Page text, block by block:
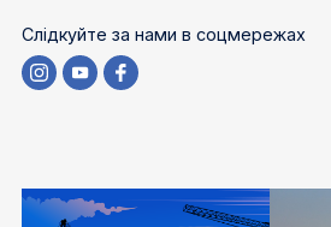
Слідкуйте за нами в соцмережах